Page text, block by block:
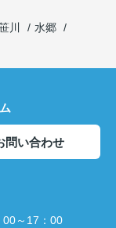
川
水郷
問い合わせ
～17：00